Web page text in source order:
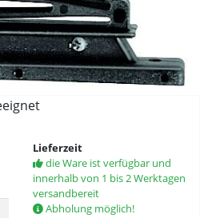
Lieferzeit
die Ware ist verfügbar und
innerhalb von 1 bis 2 Werktagen
versandbereit
Abholung möglich!